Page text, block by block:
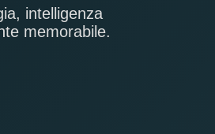
intelligenza
memorabile.